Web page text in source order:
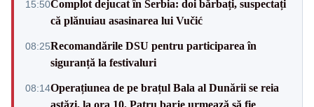
15:50Complot dejucat în Serbia: doi bărbați, suspectați
că plănuiau asasinarea lui Vučić
08:25Recomandările DSU pentru participarea în
siguranță la festivaluri
08:14Operațiunea de pe brațul Bala al Dunării se reia
astăzi, la ora 10. Patru barje urmează să fie